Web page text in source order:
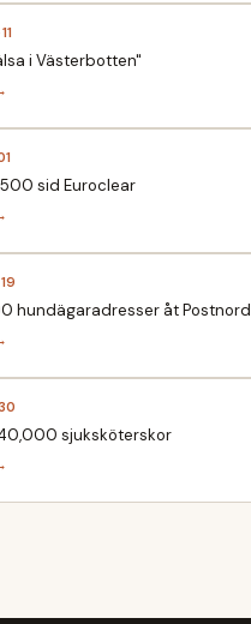
i Västerbotten"
sid Euroclear
hundägaradresser åt Postnord
sjuksköterskor